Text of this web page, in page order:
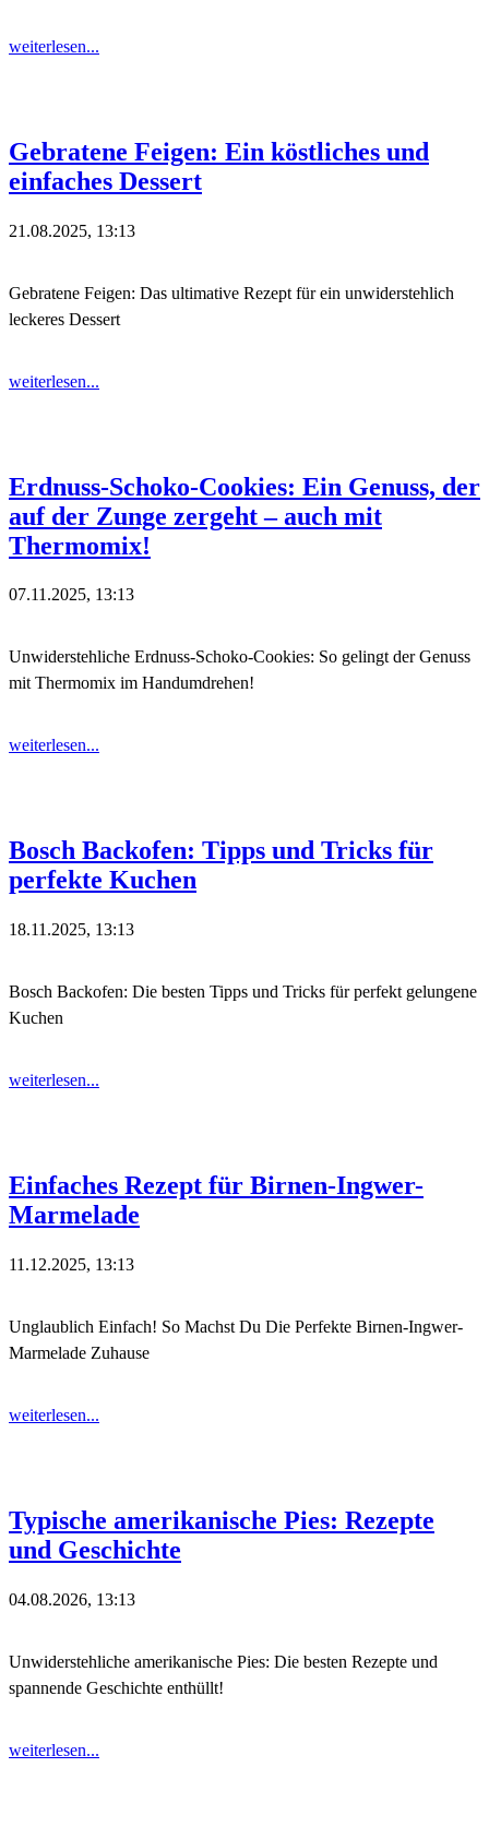
weiterlesen...
Gebratene Feigen: Ein köstliches und
einfaches Dessert
21.08.2025, 13:13
Gebratene Feigen: Das ultimative Rezept für ein unwiderstehlich
leckeres Dessert
weiterlesen...
Erdnuss-Schoko-Cookies: Ein Genuss, der
auf der Zunge zergeht – auch mit
Thermomix!
07.11.2025, 13:13
Unwiderstehliche Erdnuss-Schoko-Cookies: So gelingt der Genuss
mit Thermomix im Handumdrehen!
weiterlesen...
Bosch Backofen: Tipps und Tricks für
perfekte Kuchen
18.11.2025, 13:13
Bosch Backofen: Die besten Tipps und Tricks für perfekt gelungene
Kuchen
weiterlesen...
Einfaches Rezept für Birnen-Ingwer-
Marmelade
11.12.2025, 13:13
Unglaublich Einfach! So Machst Du Die Perfekte Birnen-Ingwer-
Marmelade Zuhause
weiterlesen...
Typische amerikanische Pies: Rezepte
und Geschichte
04.08.2026, 13:13
Unwiderstehliche amerikanische Pies: Die besten Rezepte und
spannende Geschichte enthüllt!
weiterlesen...